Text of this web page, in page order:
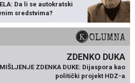
Da li se autokratski
sredstvima?
KOLUMNA
ZDENKO DUKA
MIŠLJENJE ZDENKA DUKE: Dijaspora kao
politički projekt HDZ-a